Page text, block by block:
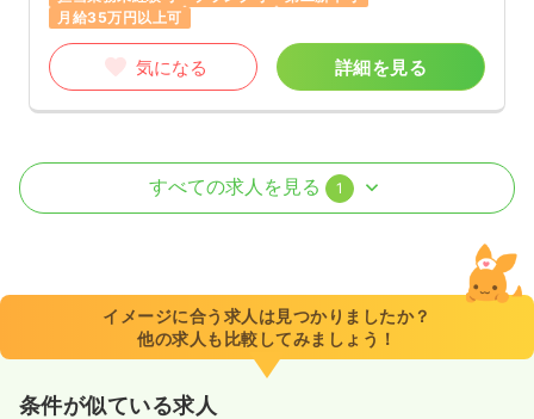
月給35万円以上可
気になる 詳細を見る
外来
9:00～17:00
担当業務未経験可
ブランク可
第二新卒可
すべての求人を見る 1
イメージに合う求人は見つかりましたか？
他の求人も比較してみましょう！
条件が似ている求人